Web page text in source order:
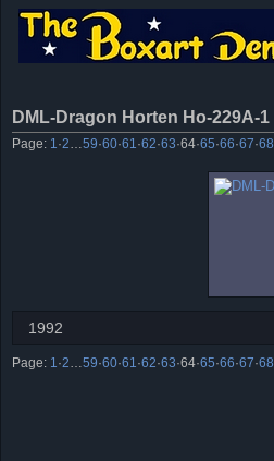
DML-Dragon Horten Ho-229A-1
Page: 1 ·2 59·60·61 ·62·63·64·65·66·67·68
1992
Page: 1 ·2 59·60·61 ·62·63·64·65·66·67·68